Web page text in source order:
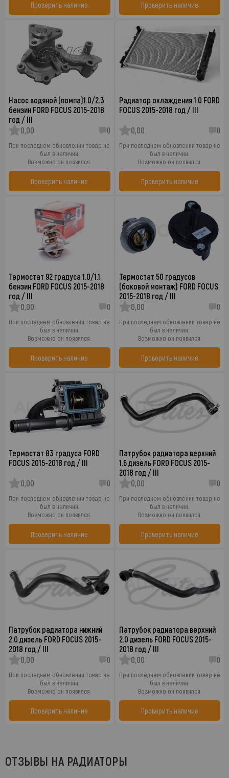
Проверить наличие Проверить наличие
Насос водяной (помпа)1.0/2.3
бензин FORD FOCUS 2015-2018
год / III
0,00
0
При последнем обновлении товар не
был в наличии.
Возможно он появился.
Проверить наличие
Радиатор охлаждения 1.0 FORD
FOCUS 2015-2018 год / III
0,00 0
При последнем обновлении товар не
был в наличии.
Возможно он появился.
Проверить наличие
Термостат 92 градуса 1.0/1.1
бензин FORD FOCUS 2015-2018
год / III
0,00
0
При последнем обновлении товар не
был в наличии.
Возможно он появился.
Проверить наличие
Термостат 50 градусов
(боковой монтаж) FORD FOCUS
2015-2018 год / III
0,00
0
При последнем обновлении товар не
был в наличии.
Возможно он появился.
Проверить наличие
Термостат 83 градуса FORD
FOCUS 2015-2018 год / III
0,00 0
При последнем обновлении товар не
был в наличии.
Возможно он появился.
Проверить наличие
Патрубок радиатора верхний
1.6 дизель FORD FOCUS 2015-
2018 год / III
0,00
0
При последнем обновлении товар не
был в наличии.
Возможно он появился.
Проверить наличие
Патрубок радиатора нижний
2.0 дизель FORD FOCUS 2015-
2018 год / III
0,00
0
При последнем обновлении товар не
был в наличии.
Возможно он появился.
Проверить наличие
Патрубок радиатора верхний
2.0 дизель FORD FOCUS 2015-
2018 год / III
0,00
0
При последнем обновлении товар не
был в наличии.
Возможно он появился.
Проверить наличие
ОТЗЫВЫ НА РАДИАТОРЫ